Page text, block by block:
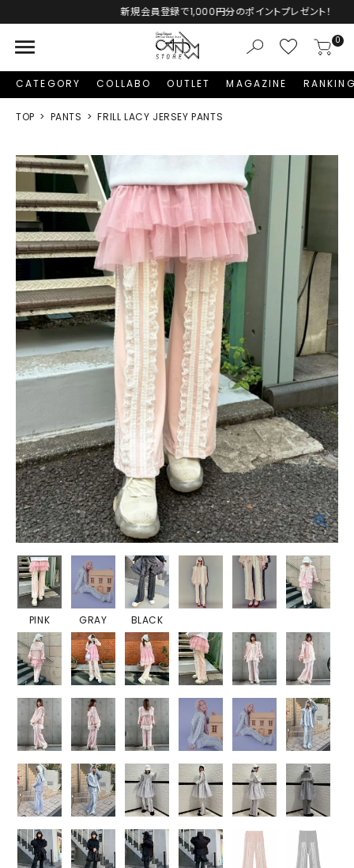
新規会員登録で1,000円分のポイントプレゼント！
menu 0
CATEGORY COLLABO OUTLET MAGAZINE
TOP PANTS FRILL LACY JERSEY PANTS
PINK GRAY BLACK